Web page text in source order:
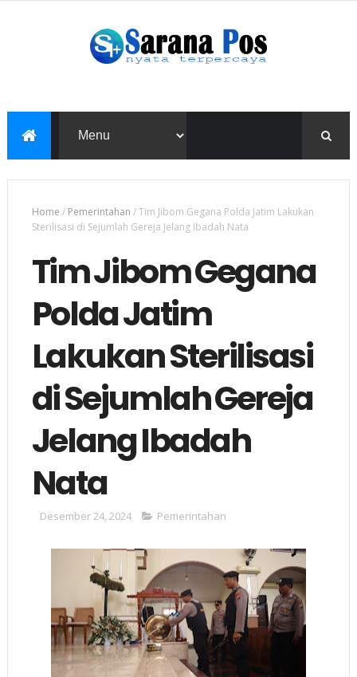
Home / Pemerintahan /Tim Jibom Gegana Polda Jatim Lakukan
Sterilisasi di Sejumlah Gereja Jelang Ibadah Nata
Tim Jibom Gegana
Polda Jatim
Lakukan Sterilisasi
di Sejumlah Gereja
Jelang Ibadah
Nata
Desember 24, 2024 Pemerintahan